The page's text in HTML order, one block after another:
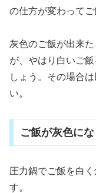
の仕方が変わってご
灰色のご飯が出来
が、やはり白いご
しょう。その場合
い。
ご飯が灰色に
圧力鍋でご飯を白
す。